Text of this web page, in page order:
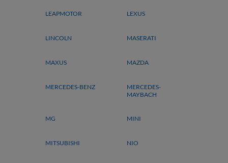
LEAPMOTOR LEXUS
LINCOLN MASERATI
MAXUS MAZDA
MERCEDES-BENZ
MERCEDES-
MAYBACH
MG MINI
MITSUBISHI NIO